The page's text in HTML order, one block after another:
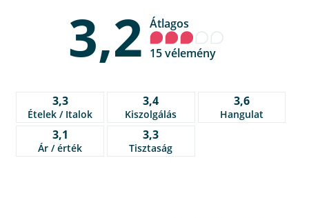
3,2 Átlagos
15 vélemény
3,3
Ételek / Italok
3,4
Kiszolgálás
3,6
Hangulat
3,1
Ár / érték
3,3
Tisztaság